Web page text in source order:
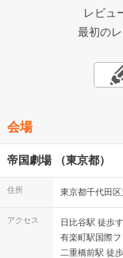
レビュ
最初の
会場
帝国劇場 （東京都）
住所 東京都千代田区
アクセス
日比谷駅 徒歩
有楽町駅国際
二重橋前駅 徒